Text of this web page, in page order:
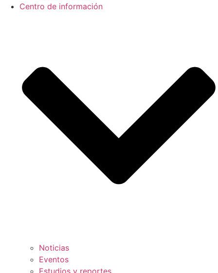
Centro de información
Noticias
Eventos
Estudios y reportes